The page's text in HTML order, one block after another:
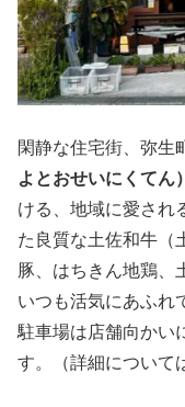
閑静な住宅街、弥生
よとおせいにくてん
ける、地域に愛され
た良質な土佐和牛（
豚、はちきん地鶏、
いつも活気にあふれ
駐車場は店舗向かい
す。（詳細について